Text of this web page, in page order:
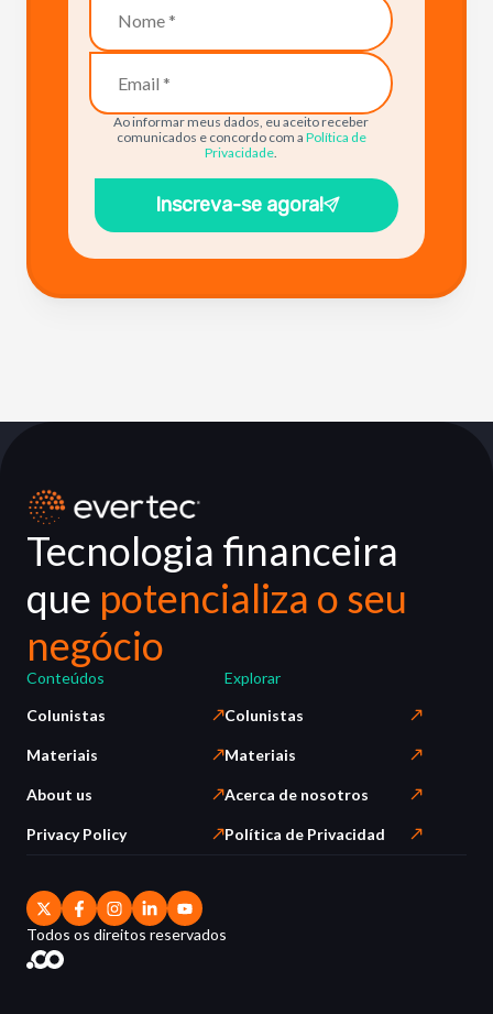
Ao informar meus dados, eu aceito receber
comunicados e concordo com a Política de
Privacidade.
Inscreva-se agora!
Tecnologia financeira
que potencializa o seu
negócio
Conteúdos
Colunistas
Materiais
About us
Privacy Policy
Explorar
Colunistas
Materiais
Acerca de nosotros
Política de Privacidad
Todos os direitos reservados